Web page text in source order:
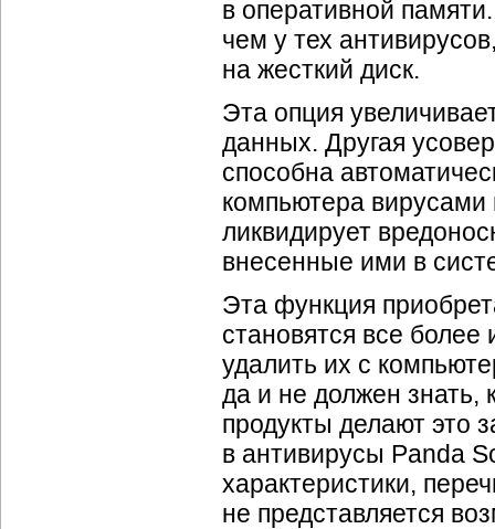
в оперативной
чем у тех
на жесткий диск.
Эта опция
данных. Другая
способна
компьютера вирусами
ликвидирует
внесенные ими в
Эта функция
становятся все
удалить их с
да и не должен знать,
продукты делают это
в антивирусы Panda
характеристики,
не представляется